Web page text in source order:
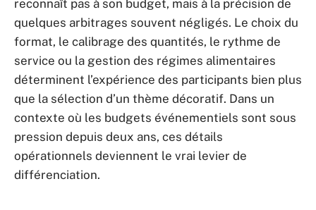
reconnaît pas à son budget, mais à la précision de
quelques arbitrages souvent négligés. Le choix du
format, le calibrage des quantités, le rythme de
service ou la gestion des régimes alimentaires
déterminent l’expérience des participants bien plus
que la sélection d’un thème décoratif. Dans un
contexte où les budgets événementiels sont sous
pression depuis deux ans, ces détails
opérationnels deviennent le vrai levier de
différenciation.